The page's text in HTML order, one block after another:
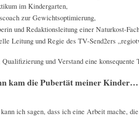
im Kindergarten,
zur Gewichtsoptimierung,
und Redaktionsleitung einer Naturkost-
Leitung und Regie des TV-Send2ers
und Verstand eine konsequente
kam die Pubertät meiner
ich sagen, dass ich eine Arbeit mache,